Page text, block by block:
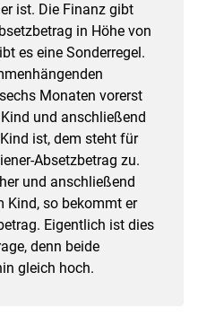
ist. Die Finanz gibt
in Höhe von
es eine Sonderregel.
Monaten vorerst
und anschließend
ist, dem steht für
Absetzbetrag zu.
und anschließend
Kind, so bekommt er
Eigentlich ist dies
denn beide
gleich hoch.